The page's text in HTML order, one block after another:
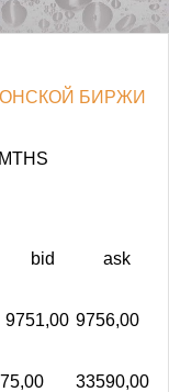
БИРЖИ
ask
9751,00 9756,00
33590,00